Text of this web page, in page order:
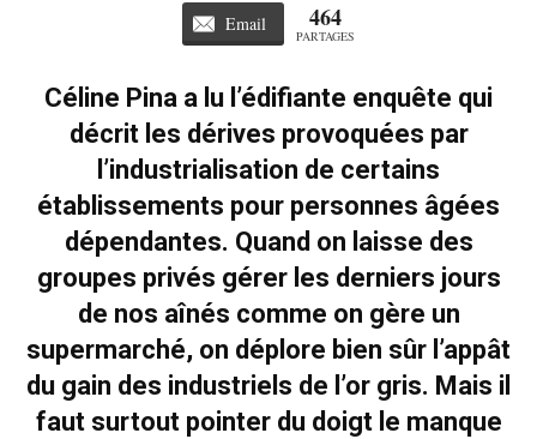
Email 464
PARTAGES
Céline Pina a lu l’édifiante enquête qui
décrit les dérives provoquées par
l’industrialisation de certains
établissements pour personnes âgées
dépendantes. Quand on laisse des
groupes privés gérer les derniers jours
de nos aînés comme on gère un
supermarché, on déplore bien sûr l’appât
du gain des industriels de l’or gris. Mais il
faut surtout pointer du doigt le manque